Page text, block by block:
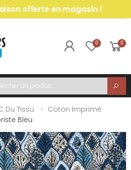
offerte en magasin !
0 0
menu
Du Tissu
Coton Imprimé
Bleu